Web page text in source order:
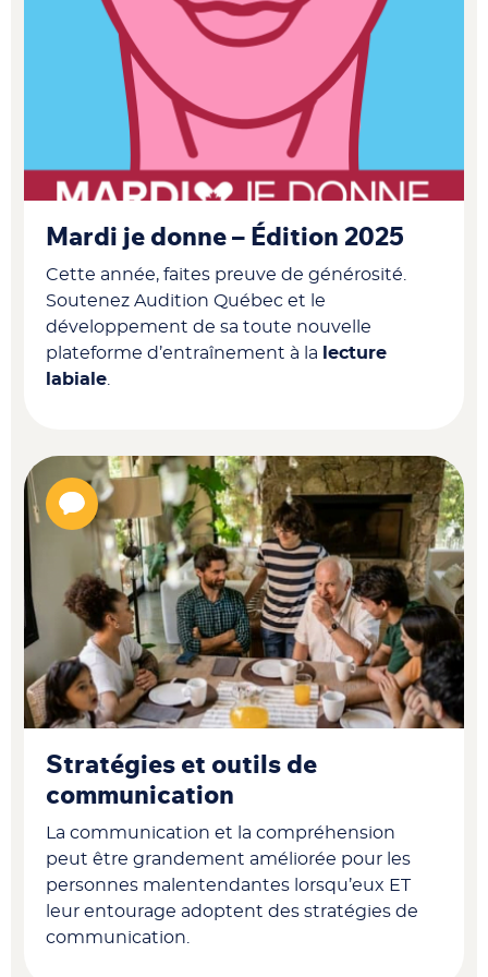
Mardi je donne – Édition 2025
Cette année, faites preuve de générosité.
Soutenez Audition Québec et le
développement de sa toute nouvelle
plateforme d’entraînement à la
lecture
labiale
Stratégies et outils de
communication
La communication et la compréhension
peut être grandement améliorée pour les
personnes malentendantes lorsqu’eux ET
leur entourage adoptent des stratégies de
communication.